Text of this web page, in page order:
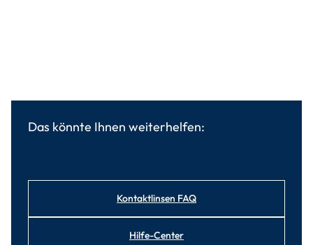
Das könnte Ihnen weiterhelfen:
Kontaktlinsen FAQ
Hilfe-Center